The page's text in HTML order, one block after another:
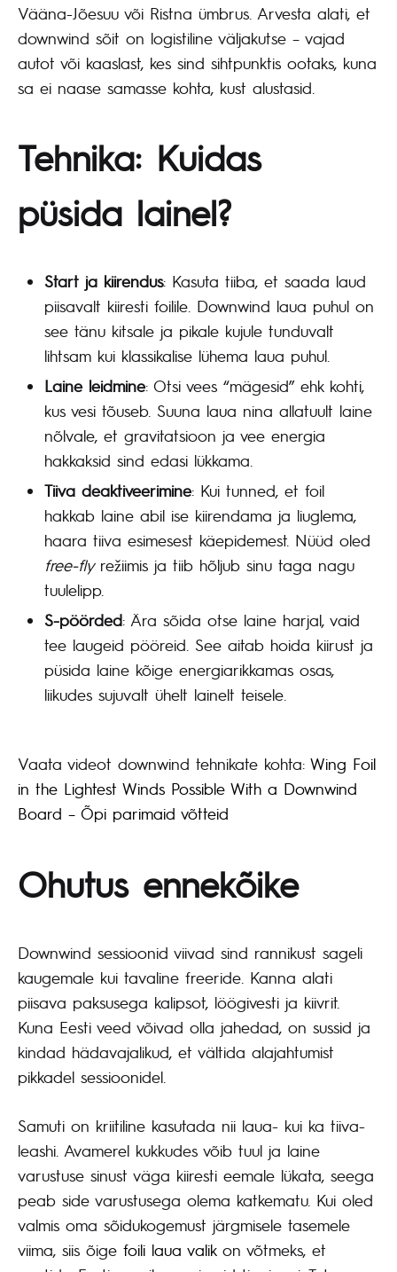
Vääna-Jõesuu või Ristna ümbrus. Arvesta alati, et
downwind sõit on logistiline väljakutse – vajad
autot või kaaslast, kes sind sihtpunktis ootaks, kuna
sa ei naase samasse kohta, kust alustasid.
Tehnika: Kuidas
püsida lainel?
Start ja kiirendus: Kasuta tiiba, et saada laud
piisavalt kiiresti foilile. Downwind laua puhul on
see tänu kitsale ja pikale kujule tunduvalt
lihtsam kui klassikalise lühema laua puhul.
Laine leidmine: Otsi vees “mägesid” ehk kohti,
kus vesi tõuseb. Suuna laua nina allatuult laine
nõlvale, et gravitatsioon ja vee energia
hakkaksid sind edasi lükkama.
Tiiva deaktiveerimine: Kui tunned, et foil
hakkab laine abil ise kiirendama ja liuglema,
haara tiiva esimesest käepidemest. Nüüd oled
free-flyrežiimis ja tiib hõljub sinu taga nagu
tuulelipp.
S-pöörded: Ära sõida otse laine harjal, vaid
tee laugeid pööreid. See aitab hoida kiirust ja
püsida laine kõige energiarikkamas osas,
liikudes sujuvalt ühelt lainelt teisele.
Vaata videot downwind tehnikate kohta: Wing Foil
in the Lightest Winds Possible With a Downwind
Board – Õpi parimaid võtteid
Ohutus ennekõike
Downwind sessioonid viivad sind rannikust sageli
kaugemale kui tavaline freeride. Kanna alati
piisava paksusega kalipsot, löögivesti ja kiivrit.
Kuna Eesti veed võivad olla jahedad, on sussid ja
kindad hädavajalikud, et vältida alajahtumist
pikkadel sessioonidel.
Samuti on kriitiline kasutada nii laua- kui ka tiiva-
leashi. Avamerel kukkudes võib tuul ja laine
varustuse sinust väga kiiresti eemale lükata, seega
peab side varustusega olema katkematu. Kui oled
valmis oma sõidukogemust järgmisele tasemele
viima, siis õige foili laua valikon võtmeks, et